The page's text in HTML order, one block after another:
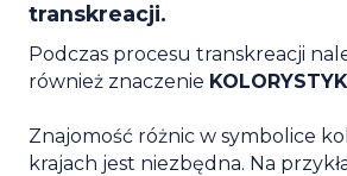
transkreacji.
Podczas procesu transkreacji
również znaczenie
Znajomość różnic w symbolice
krajach jest niezbędna. Na